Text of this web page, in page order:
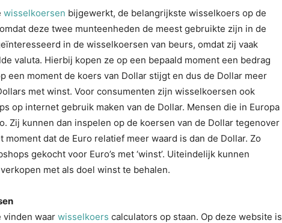
wisselkoersen bijgewerkt, de belangrijkste wisselkoers op de
deze twee munteenheden de meest gebruikte zijn in de
in de wisselkoersen van beurs, omdat zij vaak
valuta. Hierbij kopen ze op een bepaald moment een bedrag
een moment de koers van Dollar stijgt en dus de Dollar meer
met winst. Voor consumenten zijn wisselkoersen ook
op internet gebruik maken van de Dollar. Mensen die in Europa
Zij kunnen dan inspelen op de koersen van de Dollar tegenover
moment dat de Euro relatief meer waard is dan de Dollar. Zo
gekocht voor Euro’s met ‘winst’. Uiteindelijk kunnen
met als doel winst te behalen.
vinden waar wisselkoers calculators op staan. Op deze website is